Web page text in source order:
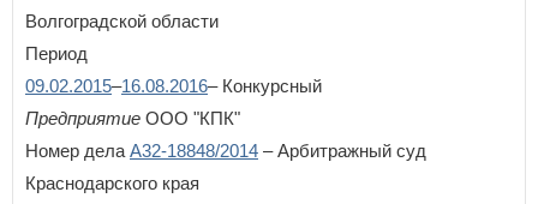
Волгоградской области
Период
09.02.2015–16.08.2016– Конкурсный
Предприятие ООО "КПК"
Номер дела А32-18848/2014 – Арбитражный суд
Краснодарского края